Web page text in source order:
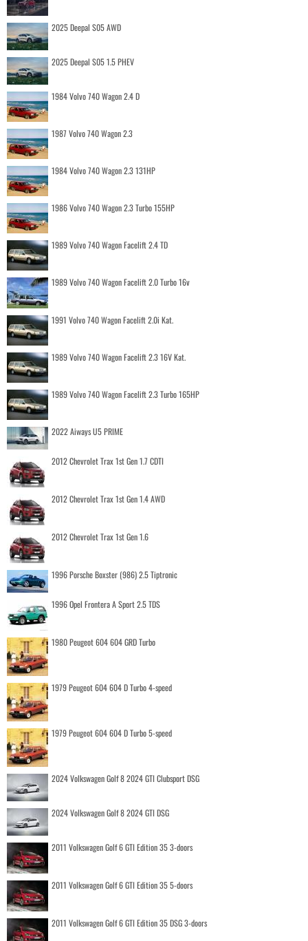
2025 Deepal S05 AWD
2025 Deepal S05 1.5 PHEV
1984 Volvo 740 Wagon 2.4 D
1987 Volvo 740 Wagon 2.3
1984 Volvo 740 Wagon 2.3 131HP
1986 Volvo 740 Wagon 2.3 Turbo 155HP
1989 Volvo 740 Wagon Facelift 2.4 TD
1989 Volvo 740 Wagon Facelift 2.0 Turbo 16v
1991 Volvo 740 Wagon Facelift 2.0i Kat.
1989 Volvo 740 Wagon Facelift 2.3 16V Kat.
1989 Volvo 740 Wagon Facelift 2.3 Turbo 165HP
2022 Aiways U5 PRIME
2012 Chevrolet Trax 1st Gen 1.7 CDTI
2012 Chevrolet Trax 1st Gen 1.4 AWD
2012 Chevrolet Trax 1st Gen 1.6
1996 Porsche Boxster (986) 2.5 Tiptronic
1996 Opel Frontera A Sport 2.5 TDS
1980 Peugeot 604 604 GRD Turbo
1979 Peugeot 604 604 D Turbo 4-speed
1979 Peugeot 604 604 D Turbo 5-speed
2024 Volkswagen Golf 8 2024 GTI Clubsport DSG
2024 Volkswagen Golf 8 2024 GTI DSG
2011 Volkswagen Golf 6 GTI Edition 35 3-doors
2011 Volkswagen Golf 6 GTI Edition 35 5-doors
2011 Volkswagen Golf 6 GTI Edition 35 DSG 3-doors